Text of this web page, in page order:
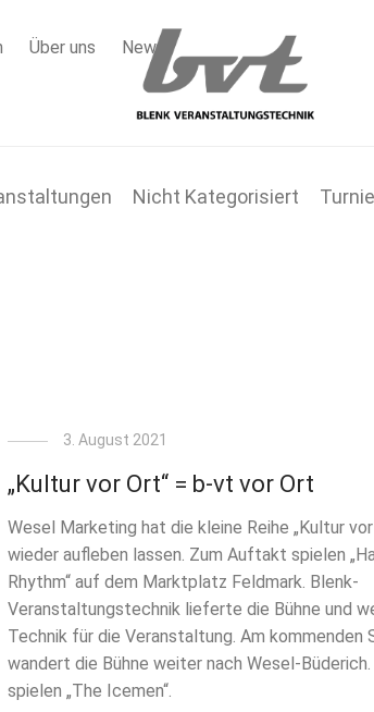
Über uns News
Nicht Kategorisiert
3. August 2021
„Kultur vor Ort“ = b-vt vor Ort
Wesel Marketing hat die kleine Reihe „Kultur
wieder aufleben lassen. Zum Auftakt spielen
Rhythm“ auf dem Marktplatz Feldmark. Blenk-
Veranstaltungstechnik lieferte die Bühne und
Technik für die Veranstaltung. Am kommenden
wandert die Bühne weiter nach Wesel-
spielen „The Icemen“.